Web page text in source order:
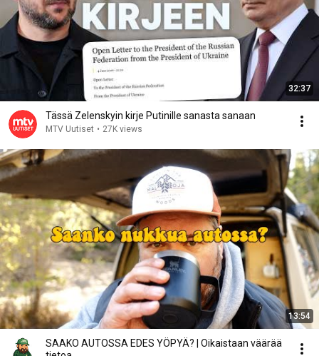
32:37
Tässä Zelenskyin kirje Putinille sanasta sanaan
MTV Uutiset • 27K views
13:54
SAAKO AUTOSSA EDES YÖPYÄ? | Oikaistaan väärää